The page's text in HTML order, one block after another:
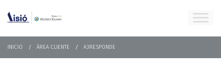
INICIO ÁREA CLIENTE A3RESPONDE